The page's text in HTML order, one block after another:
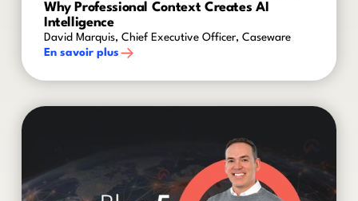
Why Professional Context Creates AI
Intelligence
David Marquis, Chief Executive Officer, Caseware
En savoir plus